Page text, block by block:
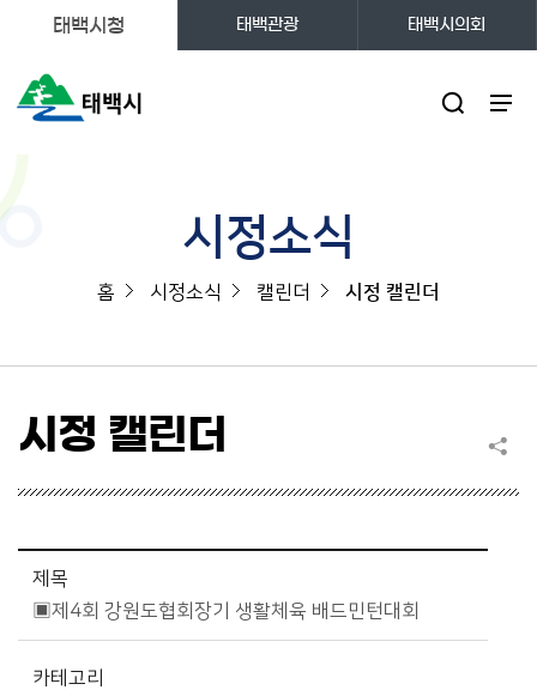
태백시청 태백관광 태백시의회
시정소식
홈 시정소식 캘린더 시정 캘린더
시정 캘린더
제목
▣제4회 강원도협회장기 생활체육 배드민턴대회
카테고리